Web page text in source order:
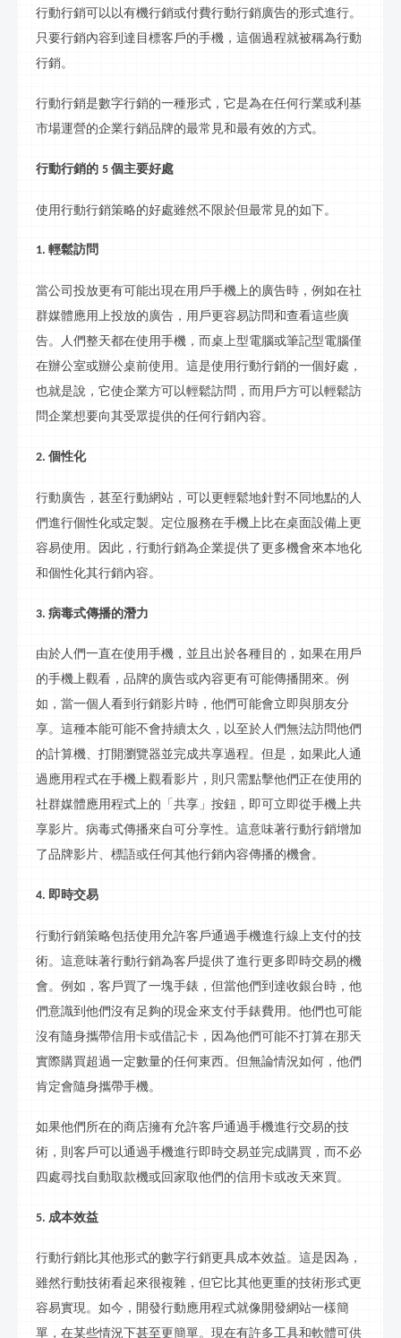
行動行銷可以以有機行銷或付費行動行銷廣告的形式進行。
只要行銷內容到達目標客戶的手機，這個過程就被稱為行動
行銷。
行動行銷是數字行銷的一種形式，它是為在任何行業或利基
市場運營的企業行銷品牌的最常見和最有效的方式。
行動行銷的 5 個主要好處
使用行動行銷策略的好處雖然不限於但最常見的如下。
1. 輕鬆訪問
當公司投放更有可能出現在用戶手機上的廣告時，例如在社
群媒體應用上投放的廣告，用戶更容易訪問和查看這些廣
告。人們整天都在使用手機，而桌上型電腦或筆記型電腦僅
在辦公室或辦公桌前使用。這是使用行動行銷的一個好處，
也就是說，它使企業方可以輕鬆訪問，而用戶方可以輕鬆訪
問企業想要向其受眾提供的任何行銷內容。
2. 個性化
行動 廣告，甚至行動網站，可以更輕鬆地針對不同地點的人
們進行個性化或定製。定位服務在手機上比在桌面設備上更
容易使用。因此， 行動行銷為企業提供了更多機會來本地化
和個性化其行銷內容。
3. 病毒式傳播的潛力
由於人們一直在使用手機，並且出於各種目的，如果在用戶
的手機上觀看，品牌的廣告或內容更有可能傳播開來。例
如，當一個人看到 行銷影片時，他們可能會立即與朋友分
享。這種本能可能不會持續太久，以至於人們無法訪問他們
的計算機、打開瀏覽器並完成共享過程。但是，如果此人通
過應用程式在手機上觀看影片 ，則只需點擊他們正在使用的
社群媒體應用程式上的「共享」按鈕，即可立即從手機上共
享影片。病毒式傳播來自可分享性。這意味著行動行銷增加
了品牌影片、標語或任何其他行銷內容傳播的機會。
4. 即時交易
行動行銷策略包括使用允許客戶通過手機進行線 上支付的技
術。這意味著行動行銷為客戶提供了進行更多即時交易的機
會。例如，客戶買了一塊手錶，但當他們到達收銀台時，他
們意識到他們沒有足夠的現金來支付手錶費用。他們也可能
沒有隨身攜帶信用卡或借記卡，因為他們可能不打算在那天
實際購買超過一定數量的任何東西。但無論情況如何，他們
肯定會隨身攜帶手機。
如果他們所在的商店擁有允許客戶通過手機進行交易的技
術，則客戶可以通過手機進行即時交易並完成購買，而不必
四處尋找自動取款機或回家取他們的信用卡或改天來買。
5. 成本效益
行動行銷比其他形式的數字行銷更具成本效益。這是因為，
雖然行動技術看起來很複雜，但它比其他更重的技術形式更
容易實現。如今，開發行動應用程式就像開發網站一樣簡
單，在某些情況下甚至更簡單。現在有許多工具和軟體可供